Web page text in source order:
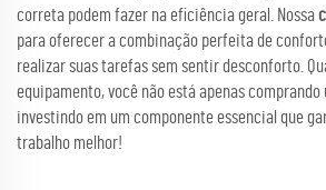
correta podem fazer na eficiência geral. Nossa
para oferecer a combinação perfeita de
realizar suas tarefas sem sentir desconforto.
equipamento, você não está apenas
investindo em um componente essencial que
trabalho melhor!